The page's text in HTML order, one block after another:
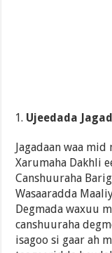
Ujeedada
Jagadaan waa
Xarumaha Dakhli
Canshuuraha
Wasaaradda
Degmada waxuu
canshuuraha
isagoo si gaar ah